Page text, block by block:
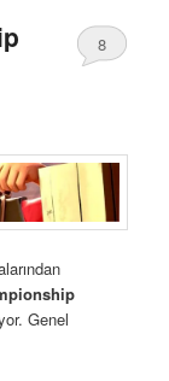
8
Genel